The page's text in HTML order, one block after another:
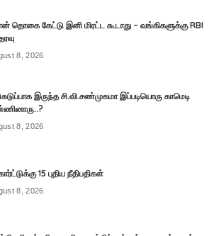
தொகை கேட்டு இனி மிரட்ட கூடாது – வங்கிகளுக்கு RBI
8, 2026
இருந்த சி.வி.சண்முகமா இப்படியொரு காமெடி
8, 2026
15 புதிய நீதிபதிகள்
8, 2026